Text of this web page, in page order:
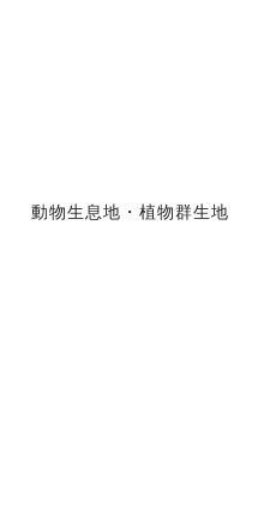
動物生息地・植物群生地